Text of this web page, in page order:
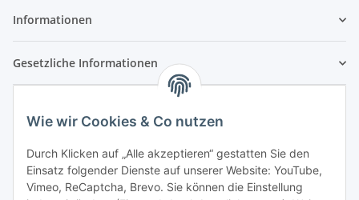
Wie wir Cookies & Co nutzen
Durch Klicken auf „Alle akzeptieren“ gestatten Sie den
Einsatz folgender Dienste auf unserer Website: YouTube,
Vimeo, ReCaptcha, Brevo. Sie können die Einstellung
Informationen
Gesetzliche Informationen